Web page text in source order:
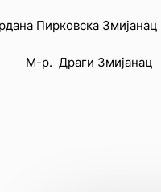
Пирковска Змијанац
Драги Змијанац